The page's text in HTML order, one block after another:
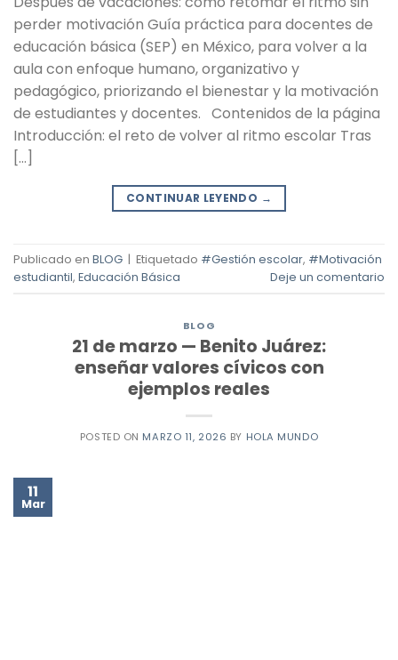
perder motivación Guía práctica para docentes de
educación básica (SEP) en México, para volver a la
aula con enfoque humano, organizativo y
pedagógico, priorizando el bienestar y la motivación
de estudiantes y docentes. Contenidos de la página
Introducción: el reto de volver al ritmo escolar Tras
[…]
CONTINUAR LEYENDO →
Publicado en BLOG | Etiquetado #Gestión escolar, #Motivación
estudiantil, Educación Básica Deje un comentario
BLOG
21 de marzo — Benito Juárez:
enseñar valores cívicos con
ejemplos reales
POSTED ON MARZO 11, 2026 BY HOLA MUNDO
11
Mar